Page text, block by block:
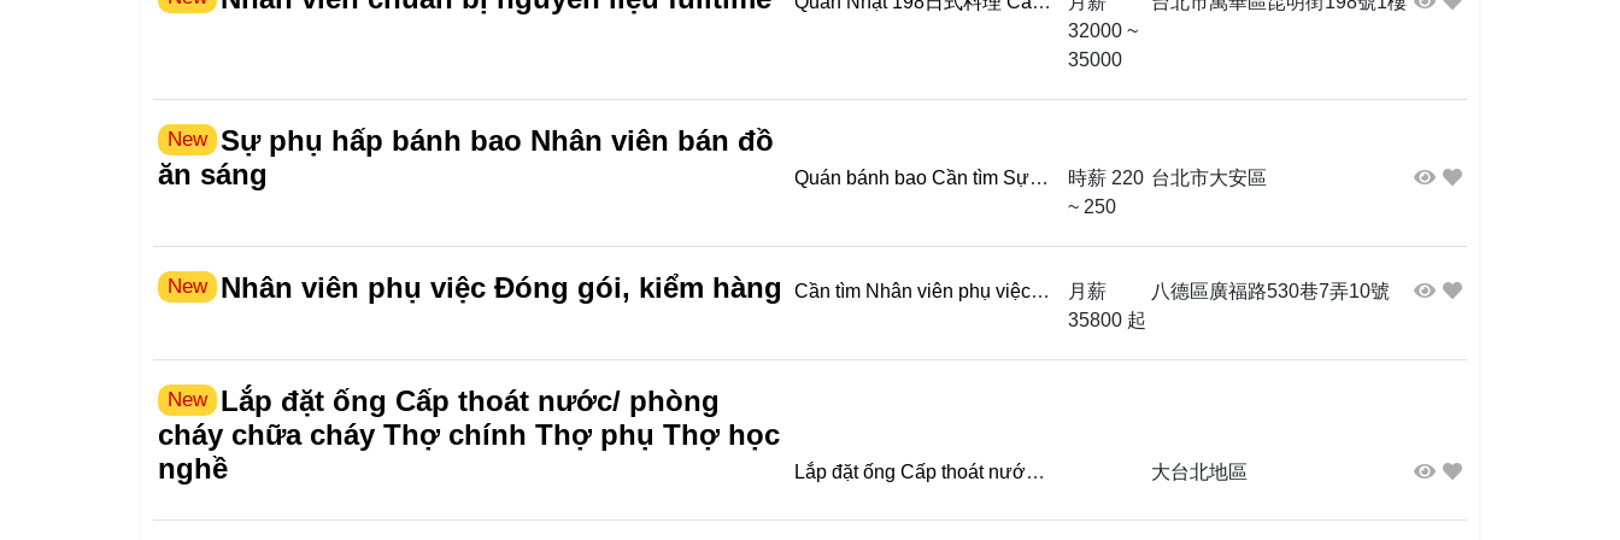
32000 ~
35000
New Sự phụ hấp bánh bao Nhân viên bán đồ
ăn sáng
Quán bánh bao Cần tìm Sự
時薪 220
~ 250
台北市大安區
New Nhân viên phụ việc Đóng gói, kiểm hàng
Cần tìm Nhân viên phụ việc
月薪
35800 起
八德區廣福路530巷7弄10號
New
Lắp đặt ống Cấp thoát nước/ phòng
cháy chữa cháy Thợ chính Thợ phụ Thợ học
nghề
Lắp đặt ống Cấp thoát nước/
大台北地區